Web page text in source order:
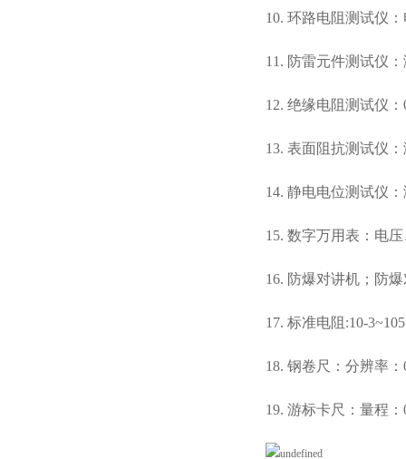
10. 环路电阻测试仪
11. 防雷元件测试仪
12. 绝缘电阻测试仪
13. 表面阻抗测试仪
14. 静电电位测试仪
15. 数字万用表：电
16. 防爆对讲机；防
17. 标准电阻:10-
18. 钢卷尺：分辨率：
19. 游标卡尺：量程：